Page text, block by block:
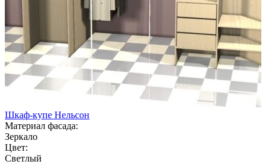
Шкаф-купе Нельсон
Материал фасада:
Зеркало
Цвет:
Светлый